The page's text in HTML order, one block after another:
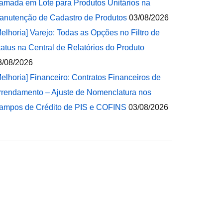
em Lote para Produtos Unitários na
de Cadastro de Produtos 03/08/2026
Varejo: Todas as Opções no Filtro de
na Central de Relatórios do Produto
08/2026
Financeiro: Contratos Financeiros de
– Ajuste de Nomenclatura nos
de Crédito de PIS e COFINS 03/08/2026